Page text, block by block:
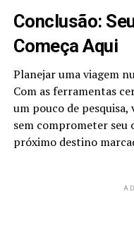
Conclusão:
Começa Aqui
Planejar uma viagem
Com as ferramentas
um pouco de
sem comprometer seu
próximo destino